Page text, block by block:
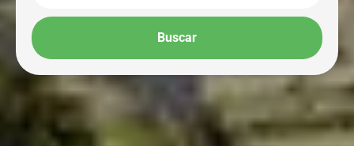
Buscar